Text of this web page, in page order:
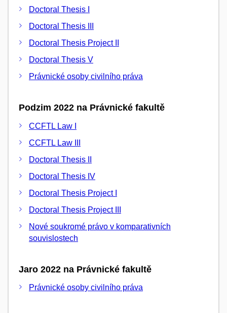
Doctoral Thesis I
Doctoral Thesis III
Doctoral Thesis Project II
Doctoral Thesis V
Právnické osoby civilního práva
Podzim 2022 na Právnické fakultě
CCFTL Law I
CCFTL Law III
Doctoral Thesis II
Doctoral Thesis IV
Doctoral Thesis Project I
Doctoral Thesis Project III
Nové soukromé právo v komparativních
souvislostech
Jaro 2022 na Právnické fakultě
Právnické osoby civilního práva